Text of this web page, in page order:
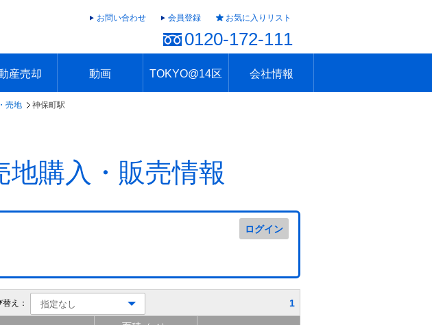
お問い合わせ 会員登録 お気に入りリスト
0120-172-111
産売却
産売却トップ
無料査定
産売却の流れ
産売却 Q&A
からの不動産売買
動画 TOKYO@14区 会社情報
売地 神保町駅
購入・販売情報
ログイン
え： 1